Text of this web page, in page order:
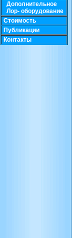
Дополнительное
Лор- оборудование
Стоимость
Публикации
Контакты